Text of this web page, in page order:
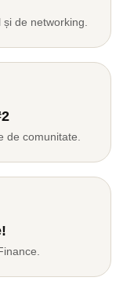
de networking.
de comunitate.